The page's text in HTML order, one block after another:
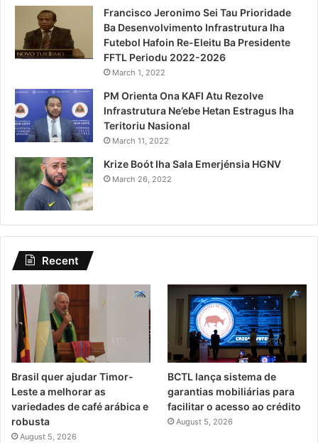
Francisco Jeronimo Sei Tau Prioridade
Ba Desenvolvimento Infrastrutura Iha
Futebol Hafoin Re-Eleitu Ba Presidente
FFTL Periodu 2022-2026
March 1, 2022
PM Orienta Ona KAFI Atu Rezolve
Infrastrutura Ne’ebe Hetan Estragus Iha
Teritoriu Nasional
March 11, 2022
Krize Boót Iha Sala Emerjénsia HGNV
March 26, 2022
Recent
Brasil quer ajudar Timor-
Leste a melhorar as
variedades de café arábica e
robusta
August 5, 2026
BCTL lança sistema de
garantias mobiliárias para
facilitar o acesso ao crédito
August 5, 2026